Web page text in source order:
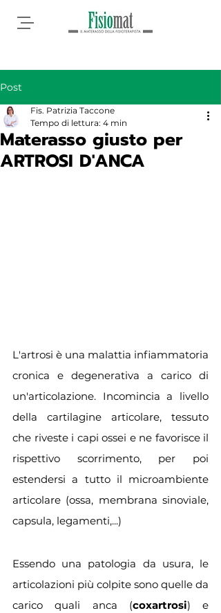
Post
Materasso giusto per
ARTROSI D'ANCA
Fis. Patrizia Taccone
Tempo di lettura: 4 min
L'artrosi è una malattia infiammatoria
cronica e degenerativa a carico di
un'articolazione. Incomincia a livello
della cartilagine articolare, tessuto
che riveste i capi ossei e ne favorisce il
rispettivo scorrimento, per poi
estendersi a tutto il microambiente
articolare (ossa, membrana sinoviale,
capsula, legamenti,...)
Essendo una patologia da usura, le
articolazioni più colpite sono quelle da
carico quali anca (coxartrosi) e